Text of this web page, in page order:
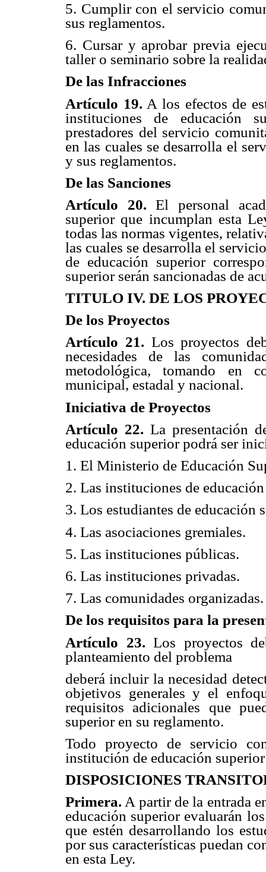
5. Cumplir con el servicio
sus reglamentos.
6. Cursar y aprobar previa
taller o seminario sobre la
De las Infracciones
Artículo 19. A los efectos de
instituciones de educación
prestadores del servicio
en las cuales se desarrolla el
y sus reglamentos.
De las Sanciones
Artículo 20. El personal
superior que incumplan esta
todas las normas vigentes,
las cuales se desarrolla el
de educación superior
superior serán sancionadas de
TITULO IV. DE LOS
De los Proyectos
Artículo 21. Los proyectos
necesidades de las
metodológica, tomando en
municipal, estadal y nacional.
Iniciativa de Proyectos
Artículo 22. La presentación
educación superior podrá ser
1. El Ministerio de Educación
2. Las instituciones de
3. Los estudiantes de educación
4. Las asociaciones gremiales.
5. Las instituciones públicas.
6. Las instituciones privadas.
7. Las comunidades organizadas.
De los requisitos para la
Artículo 23. Los proyectos
planteamiento del problema
deberá incluir la necesidad
objetivos generales y el
requisitos adicionales que
superior en su reglamento.
Todo proyecto de servicio
institución de educación
DISPOSICIONES
Primera. A partir de la entrada
educación superior evaluarán
que estén desarrollando los
por sus características puedan
en esta Ley.